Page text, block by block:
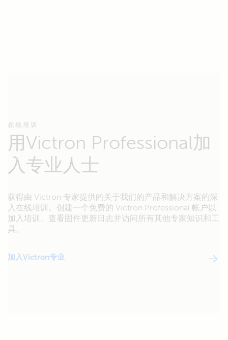
在线培训
用Victron Professional加
入专业人士
获得由 Victron 专家提供的关于我们的产品和解决方案的深
入在线培训。创建一个免费的 Victron Professional 帐户以
加入培训、查看固件更新日志并访问所有其他专家知识和工
具。
加入Victron专业